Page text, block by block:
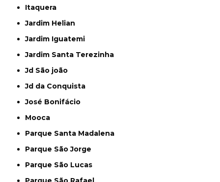
Itaquera
Jardim Helian
Jardim Iguatemi
Jardim Santa Terezinha
Jd São joão
Jd da Conquista
José Bonifácio
Mooca
Parque Santa Madalena
Parque São Jorge
Parque São Lucas